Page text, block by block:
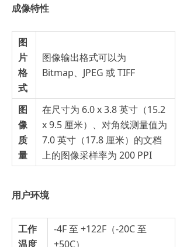
成像特性
图
片
格
式
图像输出格式可以为
Bitmap、JPEG 或 TIFF
图
像
质
量
在尺寸为 6.0 x 3.8 英寸（15.2
x 9.5 厘米）、对角线测量值为
7.0 英寸（17.8 厘米）的文档
上的图像采样率为 200 PPI
用户环境
工作
温度
-4F 至 +122F（-20C 至
+50C）